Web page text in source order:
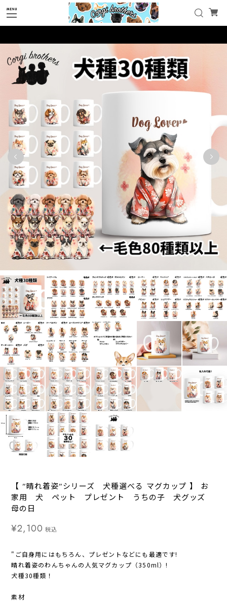
【 ”晴れ着姿”シリーズ 犬種選べる マグカップ 】 お
家用 犬 ペット プレゼント うちの子 犬グッズ
母の日
¥2,100 税込
"ご自身用にはもちろん、プレゼントなどにも最適です!
晴れ着姿のわんちゃんの人気マグカップ（350ml）!
犬種30種類！
素材